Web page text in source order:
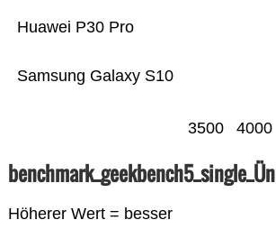
Samsung Galaxy S10
Huawei P30 Pro
3500 4000
Höherer Wert = besser